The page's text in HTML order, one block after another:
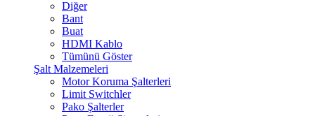
Diğer
Bant
Buat
HDMI Kablo
Tümünü Göster
Şalt Malzemeleri
Motor Koruma Şalterleri
Limit Switchler
Pako Şalterler